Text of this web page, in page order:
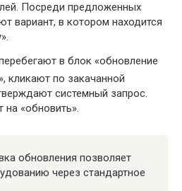
Посреди предложенных
вариант, в котором находится
в блок «обновление
кликают по закачанной
системный запрос.
«обновить».
обновления позволяет
через стандартное